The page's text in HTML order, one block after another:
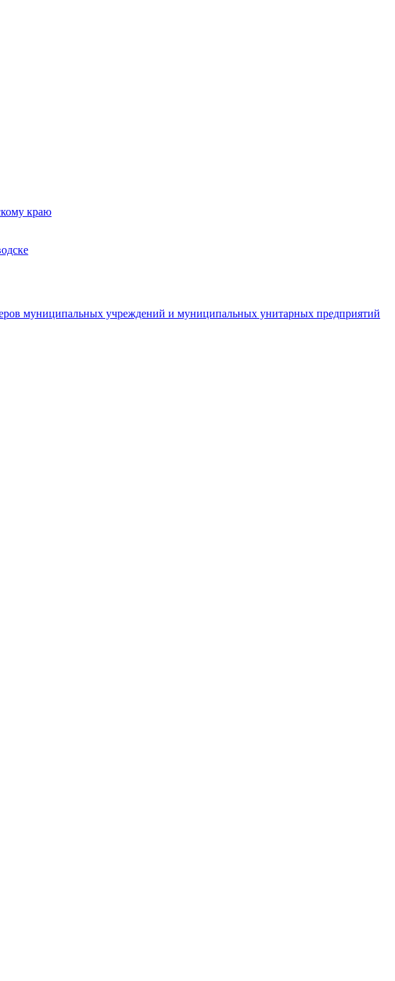
краю
муниципальных учреждений и муниципальных унитарных предприятий